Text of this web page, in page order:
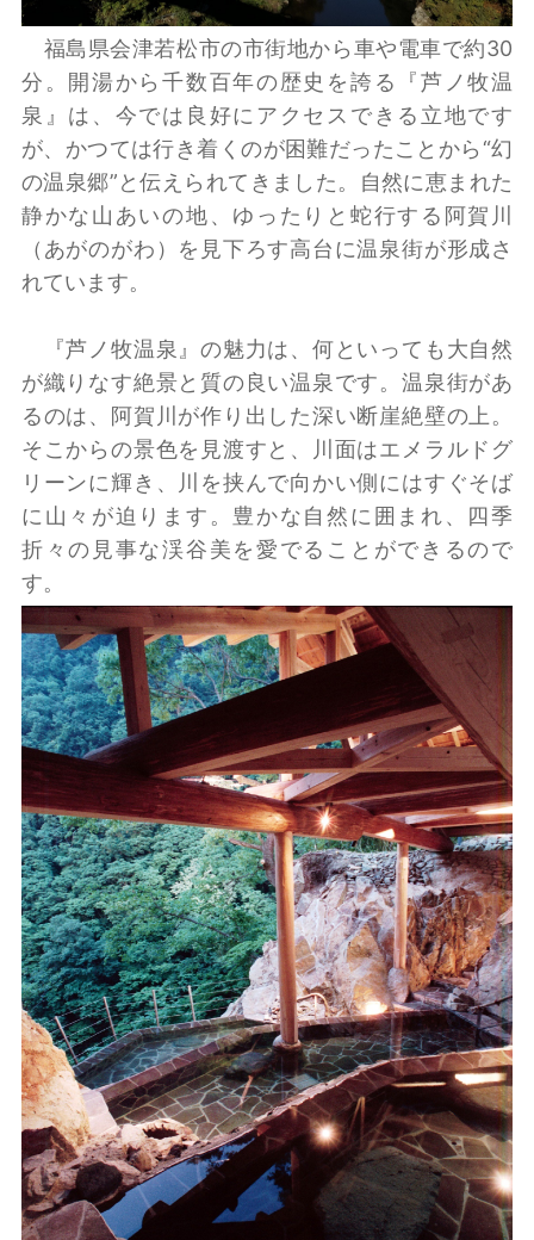
福島県会津若松市の市街地から車や電車で約30
分。開湯から千数百年の歴史を誇る『芦ノ牧温
泉』は、今では良好にアクセスできる立地です
が、かつては行き着くのが困難だったことから“幻
の温泉郷”と伝えられてきました。自然に恵まれた
静かな山あいの地、ゆったりと蛇行する阿賀川
（あがのがわ）を見下ろす高台に温泉街が形成さ
れています。
『芦ノ牧温泉』の魅力は、何といっても大自然
が織りなす絶景と質の良い温泉です。温泉街があ
るのは、阿賀川が作り出した深い断崖絶壁の上。
そこからの景色を見渡すと、川面はエメラルドグ
リーンに輝き、川を挟んで向かい側にはすぐそば
に山々が迫ります。豊かな自然に囲まれ、四季
折々の見事な渓谷美を愛でることができるので
す。